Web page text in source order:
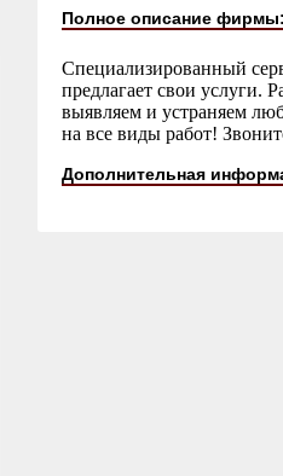
Полное описание
Специализированный
предлагает свои услуги.
выявляем и устраняем
на все виды работ!
Дополнительная